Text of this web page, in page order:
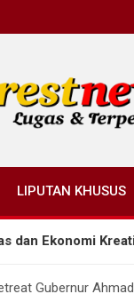
LIPUTAN KHUSUS
Salatiga
Gubernur